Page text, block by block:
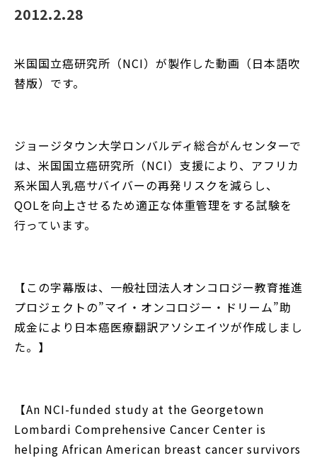
2012.2.28
米国国立癌研究所（NCI）が製作した動画（日本語吹
替版）です。
ジョージタウン大学ロンバルディ総合がんセンターで
は、米国国立癌研究所（NCI）支援により、アフリカ
系米国人乳癌サバイバーの再発リスクを減らし、
QOLを向上させる­ため適正な体重管理をする試験を
行っています。
【この字幕版は、一般社団法人オンコロジー教育推進
プロジェクトの”マイ・オンコロジー・ドリーム”助
成金により日本癌医療翻訳アソシエイツが作成しまし
た。】
【An NCI-funded study at the Georgetown
Lombardi Comprehensive Cancer Center is
helping African American breast cancer survivors